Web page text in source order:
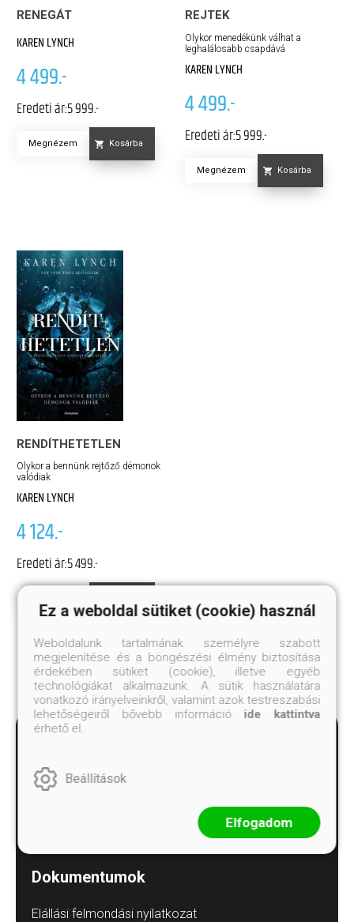
RENEGÁT
KAREN LYNCH
4 499.-
Eredeti ár:5 999.-
Megnézem Kosárba
REJTEK
Olykor menedékünk válhat a
leghalálosabb csapdává
KAREN LYNCH
4 499.-
Eredeti ár:5 999.-
Megnézem Kosárba
RENDÍTHETETLEN
Olykor a bennünk rejtőző démonok
valódiak
KAREN LYNCH
4 124.-
Eredeti ár:5 499.-
Minden kérdést megválaszolunk!
Dokumentumok
Elállási felmondási nyilatkozat
Ez a weboldal sütiket (cookie) használ
Weboldalunk tartalmának személyre szabott
megjelenítése és a böngészési élmény biztosítása
érdekében sütiket (cookie), illetve egyéb
technológiákat alkalmazunk. A sütik használatára
vonatkozó irányelveinkről, valamint azok testreszabási
lehetőségeiről bővebb információ ide kattintva
érhető el.
Beállítások
Elfogadom